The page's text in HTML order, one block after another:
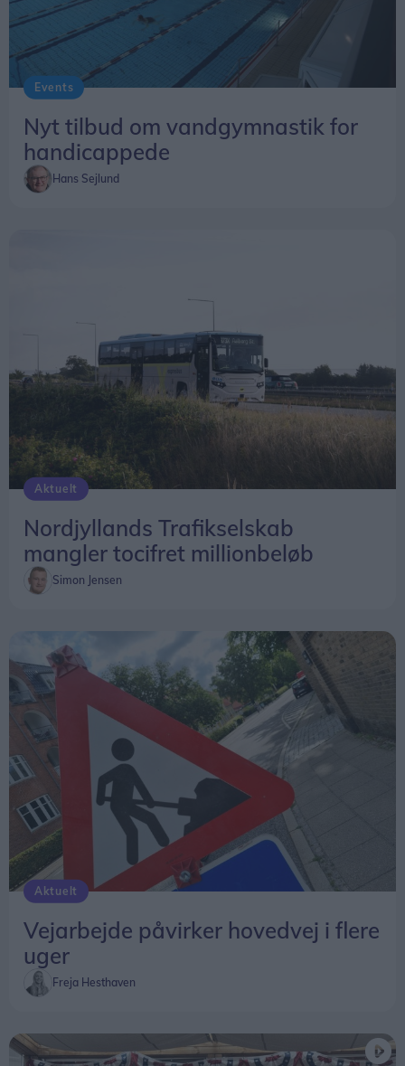
Events
Nyt tilbud om vandgymnastik for
handicappede
Hans Sejlund
Aktuelt
Nordjyllands Trafikselskab
mangler tocifret millionbeløb
Simon Jensen
Aktuelt
Vejarbejde påvirker hovedvej i flere
uger
Freja Hesthaven